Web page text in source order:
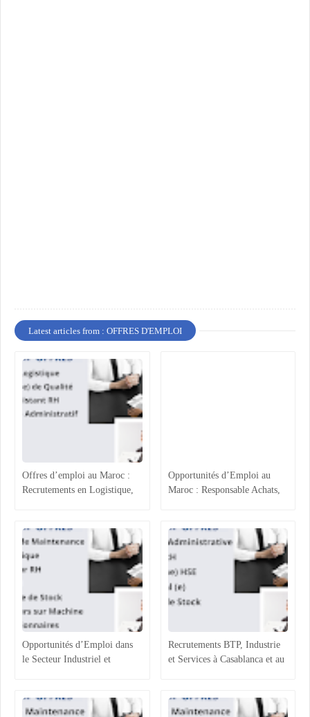
Latest articles from : OFFRES D'EMPLOI
Offres d’emploi au Maroc :
Recrutements en Logistique,
Opportunités d’Emploi au
Maroc : Responsable Achats,
Opportunités d’Emploi dans
le Secteur Industriel et
Casablanca et Hassi Ameur
Recrutements BTP, Industrie
et Services à Casablanca et au